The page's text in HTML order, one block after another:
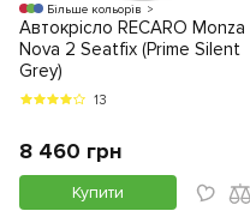
Більше кольорів
Автокрісло RECARO Monza
Nova 2 Seatfix (Prime Silent
Grey)
13
8 460 грн
Купити